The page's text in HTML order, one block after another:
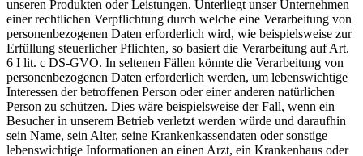
unseren Produkten oder Leistungen. Unterliegt unser Unternehmen
einer rechtlichen Verpflichtung durch welche eine Verarbeitung von
personenbezogenen Daten erforderlich wird, wie beispielsweise zur
Erfüllung steuerlicher Pflichten, so basiert die Verarbeitung auf Art.
6 I lit. c DS-GVO. In seltenen Fällen könnte die Verarbeitung von
personenbezogenen Daten erforderlich werden, um lebenswichtige
Interessen der betroffenen Person oder einer anderen natürlichen
Person zu schützen. Dies wäre beispielsweise der Fall, wenn ein
Besucher in unserem Betrieb verletzt werden würde und daraufhin
sein Name, sein Alter, seine Krankenkassendaten oder sonstige
lebenswichtige Informationen an einen Arzt, ein Krankenhaus oder